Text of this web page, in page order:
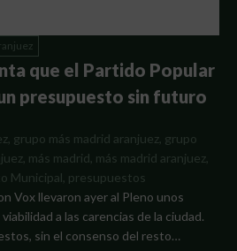
que el Partido Popular
presupuesto sin futuro
grupo más madrid aranjuez grupo
más madrid más madrid aranjuez
Municipal presupuestos
Vox llevaron ayer al Pleno unos
a las carencias de la ciudad.
sin el consenso del resto…